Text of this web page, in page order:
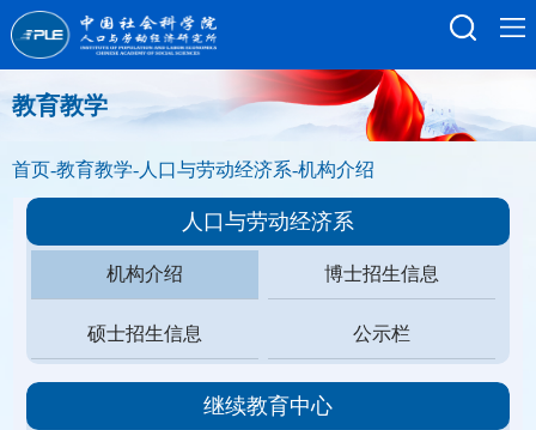
教育教学
首页-教育教学-人口与劳动经济系-机构介绍
人口与劳动经济系
机构介绍 博士招生信息
硕士招生信息 公示栏
继续教育中心